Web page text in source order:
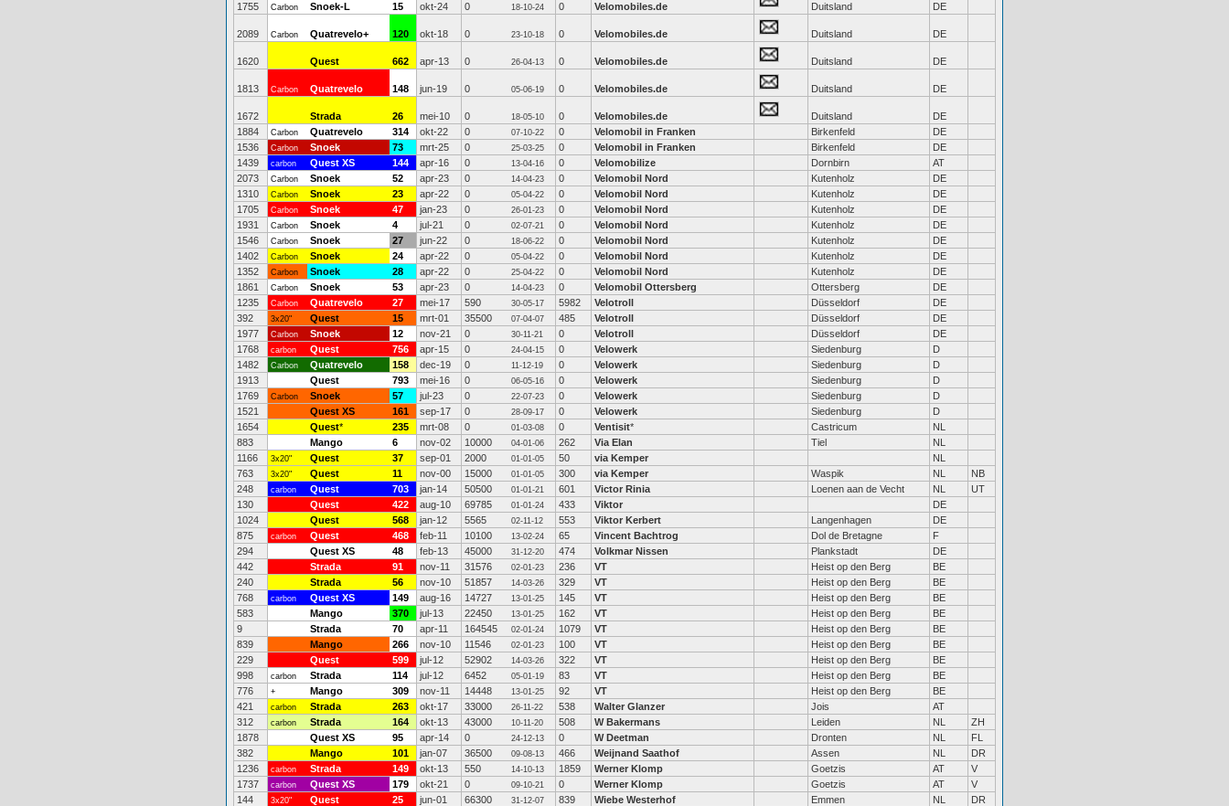
1755 Carbon Snoek-L 15 okt-24 0 18-10-24 0 Velomobiles.de Duitsland DE
2089 Carbon Quatrevelo+ 120 okt-18 0 23-10-18 0 Velomobiles.de Duitsland DE
1620 Quest 662 apr-13 0 26-04-13 0 Velomobiles.de Duitsland DE
1813 Carbon Quatrevelo 148 jun-19 0 05-06-19 0 Velomobiles.de Duitsland DE
1672 Strada 26 mei-10 0 18-05-10 0 Velomobiles.de Duitsland
DE
1884
Carbon Quatrevelo 314 okt-22 0 07-10-22 0 Velomobil in Franken Birkenfeld
DE
1536
Carbon Snoek 73 mrt-25 0 25-03-25 0 Velomobil in Franken Birkenfeld
DE
1439
carbon Quest XS 144 apr-16 0 13-04-16 0 Velomobilize Dornbirn
AT
2073
Carbon Snoek 52 apr-23 0 14-04-23 0 Velomobil Nord Kutenholz
DE
1310
Carbon Snoek 23 apr-22 0 05-04-22 0 Velomobil Nord Kutenholz
DE
1705
Carbon Snoek 47 jan-23 0 26-01-23 0 Velomobil Nord Kutenholz
DE
1931
Carbon Snoek 4 jul-21 0 02-07-21 0 Velomobil Nord Kutenholz
DE
1546
Carbon Snoek 27 jun-22 0 18-06-22 0 Velomobil Nord Kutenholz
DE
1402
Carbon Snoek 24 apr-22 0 05-04-22 0 Velomobil Nord Kutenholz
DE
1352
Carbon Snoek 28 apr-22 0 25-04-22 0 Velomobil Nord Kutenholz
DE
1861
Carbon Snoek 53 apr-23 0 14-04-23 0 Velomobil Ottersberg Ottersberg
DE
1235
Carbon Quatrevelo 27 mei-17 590 30-05-17 5982 Velotroll Düsseldorf
DE
392
3x20" Quest 15 mrt-01 35500 07-04-07 485 Velotroll Düsseldorf
DE
1977
Carbon Snoek 12 nov-21 0 30-11-21 0 Velotroll Düsseldorf
DE
1768
carbon Quest 756 apr-15 0 24-04-15 0 Velowerk Siedenburg
D
1482
Carbon Quatrevelo 158 dec-19 0 11-12-19 0 Velowerk Siedenburg
D
1913
Quest 793 mei-16 0 06-05-16 0 Velowerk Siedenburg
D
1769
Carbon Snoek 57 jul-23 0 22-07-23 0 Velowerk Siedenburg
D
1521
Quest XS 161 sep-17 0 28-09-17 0 Velowerk Siedenburg
D
1654
Quest* 235 mrt-08 0 01-03-08 0 Ventisit* Castricum
NL
883
Mango 6 nov-02 10000 04-01-06 262 Via Elan Tiel
NL
1166
3x20" Quest 37 sep-01 2000 01-01-05 50 via Kemper
NL
763
3x20" Quest 11 nov-00 15000 01-01-05 300 via Kemper Waspik NL
NB
248
carbon Quest 703 jan-14 50500 01-01-21 601 Victor Rinia Loenen aan de Vecht NL
UT
130
Quest 422 aug-10 69785 01-01-24 433 Viktor
DE
1024
Quest 568 jan-12 5565 02-11-12 553 Viktor Kerbert Langenhagen
DE
875
carbon Quest 468 feb-11 10100 13-02-24 65 Vincent Bachtrog Dol de Bretagne
F
294
Quest XS 48 feb-13 45000 31-12-20 474 Volkmar Nissen Plankstadt
DE
442
Strada 91 nov-11 31576 02-01-23 236 VT Heist op den Berg
BE
240
Strada 56 nov-10 51857 14-03-26 329 VT Heist op den Berg
BE
768
carbon Quest XS 149 aug-16 14727 13-01-25 145 VT Heist op den Berg
BE
583
Mango 370 jul-13 22450 13-01-25 162 VT Heist op den Berg
BE
9
Strada 70 apr-11 164545 02-01-24 1079 VT Heist op den Berg
BE
839
Mango 266 nov-10 11546 02-01-23 100 VT Heist op den Berg
BE
229
Quest 599 jul-12 52902 14-03-26 322 VT Heist op den Berg
BE
998
carbon Strada 114 jul-12 6452 05-01-19 83 VT Heist op den Berg
BE
776
+ Mango 309 nov-11 14448 13-01-25 92 VT Heist op den Berg
BE
421
carbon Strada 263 okt-17 33000 26-11-22 538 Walter Glanzer Jois
AT
312
carbon Strada 164 okt-13 43000 10-11-20 508 W Bakermans Leiden NL
ZH
1878
Quest XS 95 apr-14 0 24-12-13 0 W Deetman Dronten NL
FL
382
Mango 101 jan-07 36500 09-08-13 466 Weijnand Saathof Assen NL
DR
1236
carbon Strada 149 okt-13 550 14-10-13 1859 Werner Klomp Goetzis AT
V
1737
carbon Quest XS 179 okt-21 0 09-10-21 0 Werner Klomp Goetzis AT
V
144
3x20" Quest 25 jun-01 66300 31-12-07 839 Wiebe Westerhof Emmen NL
DR